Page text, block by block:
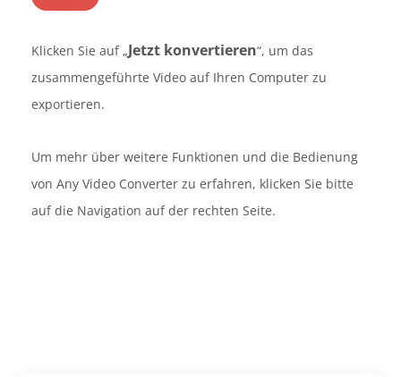
Klicken Sie auf „Jetzt konvertieren“, um das
zusammengeführte Video auf Ihren Computer zu
exportieren.
Um mehr über weitere Funktionen und die Bedienung
von Any Video Converter zu erfahren, klicken Sie bitte
auf die Navigation auf der rechten Seite.